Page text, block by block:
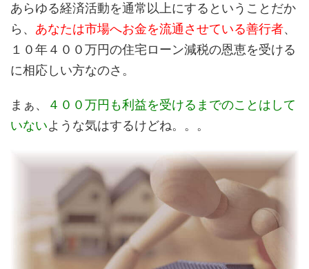
あらゆる経済活動を通常以上にするということだか
ら、 あなたは市場へお金を流通させている善行者、
１０年４００万円の住宅ローン減税の恩恵を受ける
に相応しい方なのさ。
まぁ、
４００万円も利益を受けるまでのことはして
いないような気はするけどね。。。